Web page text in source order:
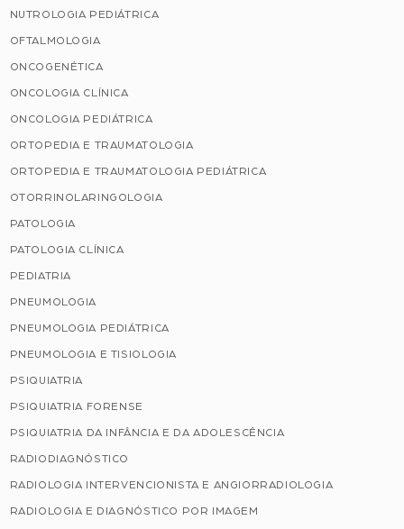
NUTROLOGIA PEDIÁTRICA
OFTALMOLOGIA
ONCOGENÉTICA
ONCOLOGIA CLÍNICA
ONCOLOGIA PEDIÁTRICA
ORTOPEDIA E TRAUMATOLOGIA
ORTOPEDIA E TRAUMATOLOGIA PEDIÁTRICA
OTORRINOLARINGOLOGIA
PATOLOGIA
PATOLOGIA CLÍNICA
PEDIATRIA
PNEUMOLOGIA
PNEUMOLOGIA PEDIÁTRICA
PNEUMOLOGIA E TISIOLOGIA
PSIQUIATRIA
PSIQUIATRIA FORENSE
PSIQUIATRIA DA INFÂNCIA E DA ADOLESCÊNCIA
RADIODIAGNÓSTICO
RADIOLOGIA INTERVENCIONISTA E ANGIORRADIOLOGIA
RADIOLOGIA E DIAGNÓSTICO POR IMAGEM